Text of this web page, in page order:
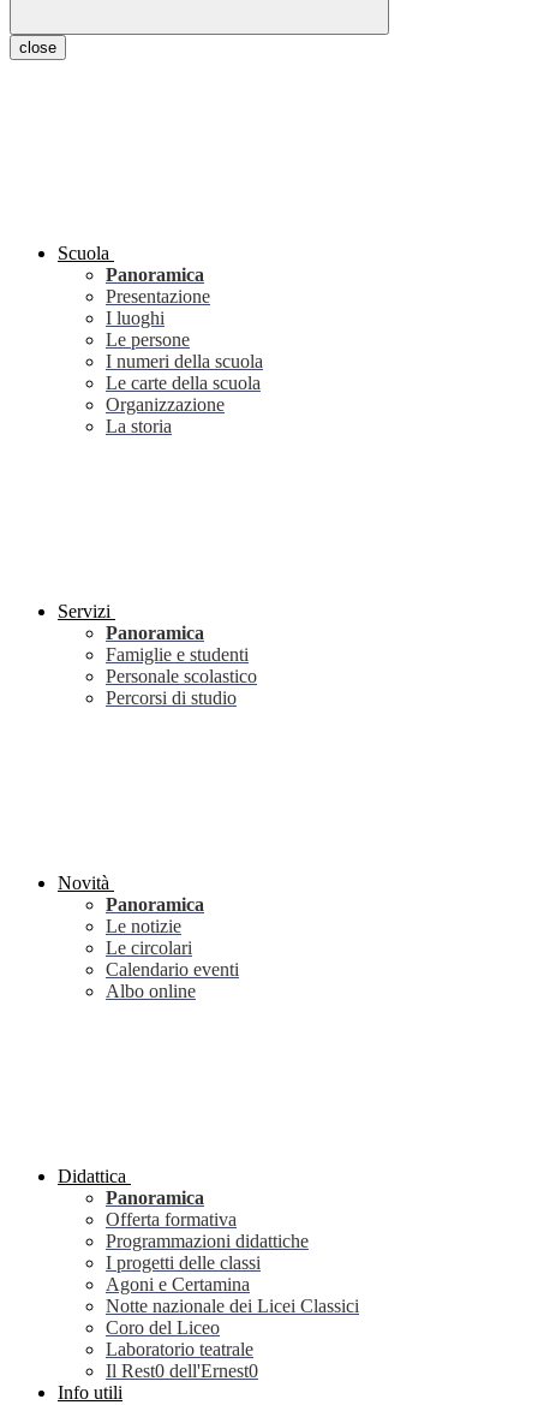
close
Scuola
Panoramica
Presentazione
I luoghi
Le persone
I numeri della scuola
Le carte della scuola
Organizzazione
La storia
Servizi
Panoramica
Famiglie e studenti
Personale scolastico
Percorsi di studio
Novità
Panoramica
Le notizie
Le circolari
Calendario eventi
Albo online
Didattica
Panoramica
Offerta formativa
Programmazioni didattiche
I progetti delle classi
Agoni e Certamina
Notte nazionale dei Licei Classici
Coro del Liceo
Laboratorio teatrale
Il Rest0 dell'Ernest0
Info utili